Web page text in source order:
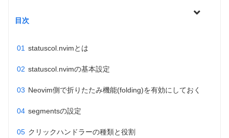
目次
statuscol.nvimとは
statuscol.nvimの基本設定
Neovim側で折りたたみ機能(folding)を有効にしておく
segmentsの設定
クリックハンドラーの種類と役割